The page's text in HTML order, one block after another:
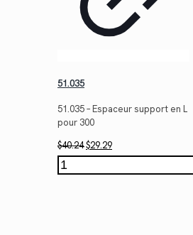
51.035
51.035 – Espaceur support en L
pour 300
$40.24Le
prix
initial
$29.29Le
prix
actuel
quantité
de